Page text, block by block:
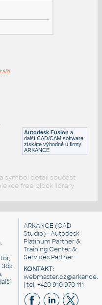
Autodesk Fusion a
další CAD/CAM software
získáte výhodně u firmy
ARKANCE
symbol detail součást
free block library
3ds
ARKANCE (CAD
Studio) - Autodesk
Platinum Partner &
Training Center &
Services Partner
KONTAKT:
| tel. +420 910 970 111